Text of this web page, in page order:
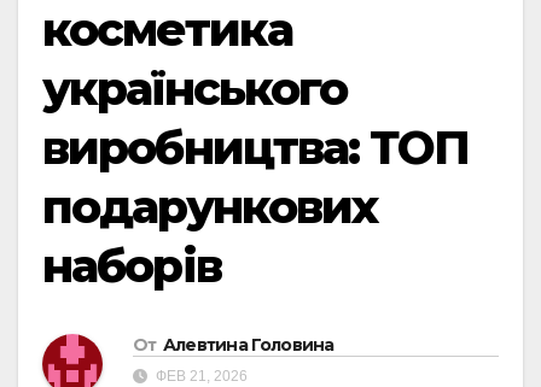
косметика
українського
виробництва: ТОП
подарункових
наборів
От Алевтина Головина
ФЕВ 21, 2026